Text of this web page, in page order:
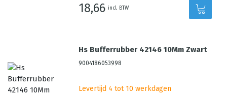
18,66 incl. BTW
Hs Bufferrubber 42146 10Mm Zwart
9004186053998
Levertijd 4 tot 10 werkdagen